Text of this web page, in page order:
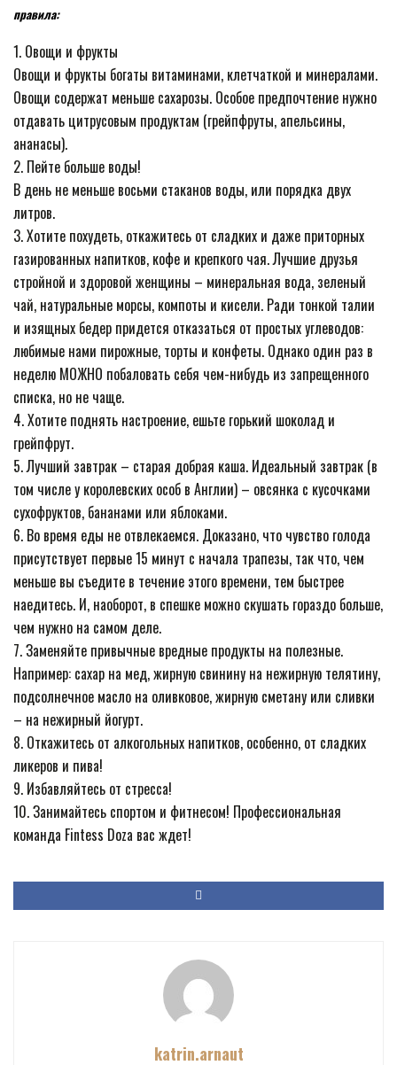
правила:
1. Овощи и фрукты
Овощи и фрукты богаты витаминами, клетчаткой и минералами.
Овощи содержат меньше сахарозы. Особое предпочтение нужно
отдавать цитрусовым продуктам (грейпфруты, апельсины,
ананасы).
2. Пейте больше воды!
В день не меньше восьми стаканов воды, или порядка двух
литров.
3. Хотите похудеть, откажитесь от сладких и даже приторных
газированных напитков, кофе и крепкого чая. Лучшие друзья
стройной и здоровой женщины – минеральная вода, зеленый
чай, натуральные морсы, компоты и кисели. Ради тонкой талии
и изящных бедер придется отказаться от простых углеводов:
любимые нами пирожные, торты и конфеты. Однако один раз в
неделю МОЖНО побаловать себя чем-нибудь из запрещенного
списка, но не чаще.
4. Хотите поднять настроение, ешьте горький шоколад и
грейпфрут.
5. Лучший завтрак – старая добрая каша. Идеальный завтрак (в
том числе у королевских особ в Англии) – овсянка с кусочками
сухофруктов, бананами или яблоками.
6. Во время еды не отвлекаемся. Доказано, что чувство голода
присутствует первые 15 минут с начала трапезы, так что, чем
меньше вы съедите в течение этого времени, тем быстрее
наедитесь. И, наоборот, в спешке можно скушать гораздо больше,
чем нужно на самом деле.
7. Заменяйте привычные вредные продукты на полезные.
Например: сахар на мед, жирную свинину на нежирную телятину,
подсолнечное масло на оливковое, жирную сметану или сливки
– на нежирный йогурт.
8. Откажитесь от алкогольных напитков, особенно, от сладких
ликеров и пива!
9. Избавляйтесь от стресса!
10. Занимайтесь спортом и фитнесом! Профессиональная
команда Fintess Doza вас ждет!
katrin.arnaut